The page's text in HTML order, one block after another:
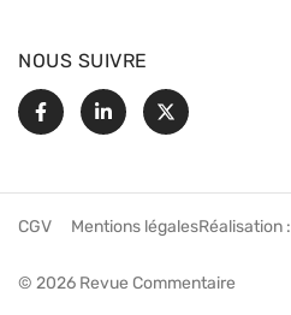
NOUS SUIVRE
FacebookLinkedin
X
© 2026 Revue Commentaire
CGV Mentions légalesRéalisation :